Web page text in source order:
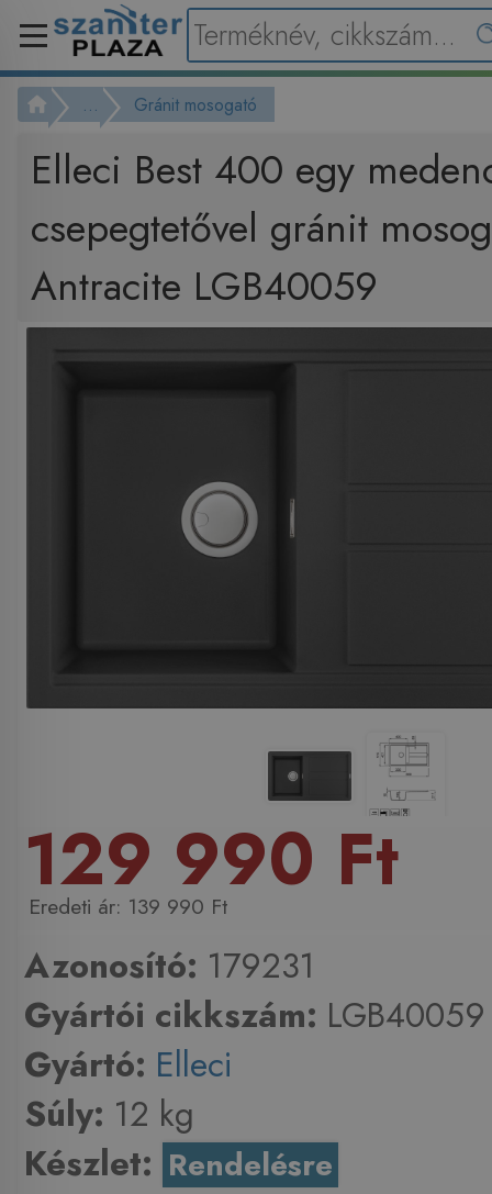
... Gránit mosogató
Elleci Best 400 egy
csepegtetővel gránit
Antracite LGB40059
129 990 Ft
139 990 Ft
Azonosító: 179231
Gyártói cikkszám: LGB40059
Gyártó: Elleci
Súly: 12 kg
Készlet: Rendelésre